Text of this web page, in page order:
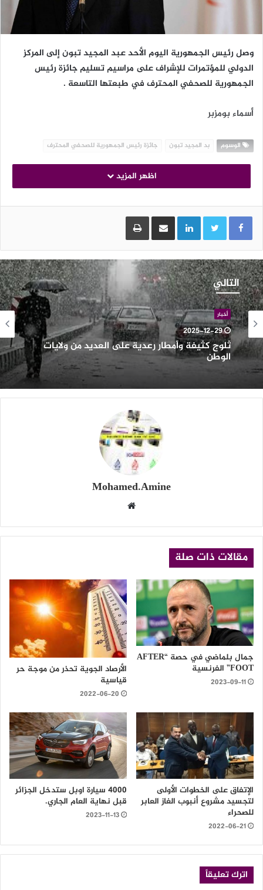
وصل رئيس الجمهورية اليوم الأحد عبد المجيد تبون إلى المركز
الدولي للمؤتمرات للإشراف على مراسيم تسليم جائزة رئيس
الجمهورية للصحفي المحترف في طبعتها التاسعة .
أسماء بومزبر
الوسوم بد المجيد تبون جائزة رئيس الجمهورية للصحفي المحترف
اظهر المزيد
LinkedInمشاركة عبر البريد طباعة
التالي
ثلوج
كثيفة
وأمطار
رعدية
على
العديد
من
ولايات
الوطن
أخبار
2025-12-29
ثلوج كثيفة وأمطار رعدية على العديد من ولايات
الوطن
Mohamed.Amine
مقالات ذات صلة
جمال بلماضي في حصة “AFTER
FOOT” الفرنسية
2023-09-11
الأرصاد الجوية تحذر من موجة حر
قياسية
2022-06-20
الإتفاق على الخطوات الأولى
لتجسيد مشروع أنبوب الغاز العابر
للصحراء
2022-06-21
4000 سيارة اوبل ستدخل الجزائر
قبل نهاية العام الجاري.
2023-11-13
اترك تعليقاً